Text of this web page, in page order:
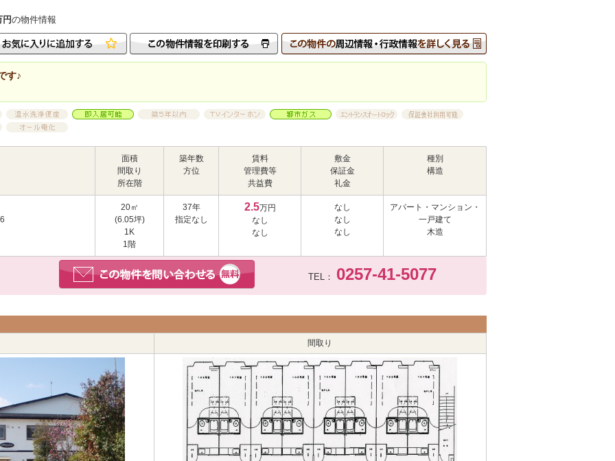
の物件情報
す♪
面積
間取り
所在階
築年数
方位
賃料
管理費等
共益費
敷金
保証金
礼金
種別
構造
20㎡
(6.05坪)
1K
1階
37年
指定なし
2.5万円
なし
なし
なし
なし
なし
アパート・マンション・
一戸建て
木造
TEL： 0257-41-5077
間取り